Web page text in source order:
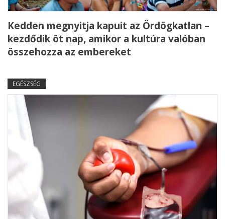
Kedden megnyitja kapuit az Ördögkatlan –
kezdődik öt nap, amikor a kultúra valóban
összehozza az embereket
EGÉSZSÉG